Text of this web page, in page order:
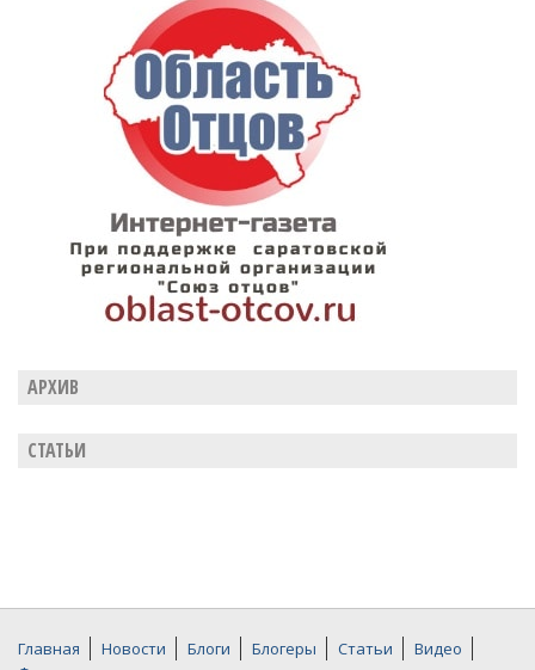
АРХИВ
СТАТЬИ
Главная Новости Блоги Блогеры Статьи
Видео